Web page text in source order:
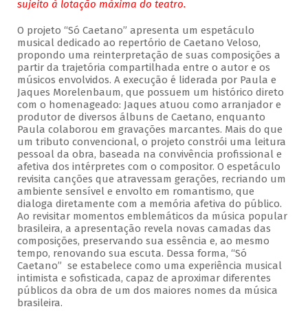
sujeito à lotação máxima do teatro.
O projeto “Só Caetano” apresenta um espetáculo
musical dedicado ao repertório de Caetano Veloso,
propondo uma reinterpretação de suas composições a
partir da trajetória compartilhada entre o autor e os
músicos envolvidos. A execução é liderada por Paula e
Jaques Morelenbaum, que possuem um histórico direto
com o homenageado: Jaques atuou como arranjador e
produtor de diversos álbuns de Caetano, enquanto
Paula colaborou em gravações marcantes. Mais do que
um tributo convencional, o projeto constrói uma leitura
pessoal da obra, baseada na convivência profissional e
afetiva dos intérpretes com o compositor. O espetáculo
revisita canções que atravessam gerações, recriando um
ambiente sensível e envolto em romantismo, que
dialoga diretamente com a memória afetiva do público.
Ao revisitar momentos emblemáticos da música popular
brasileira, a apresentação revela novas camadas das
composições, preservando sua essência e, ao mesmo
tempo, renovando sua escuta. Dessa forma, “Só
Caetano” se estabelece como uma experiência musical
intimista e sofisticada, capaz de aproximar diferentes
públicos da obra de um dos maiores nomes da música
brasileira.